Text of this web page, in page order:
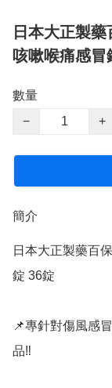
日本大正製
咳嗽喉痛感冒
數量
−
+
簡介
日本大正製藥百
錠 36錠
📌專針對傷風感
品‼️